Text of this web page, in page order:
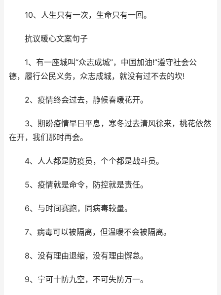
10、人生只有一次，生命只有一回。
抗议暖心文案句子
1、有一座城叫“众志成城”，中国加油!”遵守社会公
德，履行公民义务，众志成城，就没有过不去的坎!
2、疫情终会过去，静候春暖花开。
3、期盼疫情早日平息，寒冬过去清风徐来，桃花依然
在开，我们那时再会。
4、人人都是防疫员，个个都是战斗员。
5、疫情就是命令，防控就是责任。
6、与时间赛跑，同病毒较量。
7、病毒可以被隔离，但温暖不会被隔离。
8、没有理由退缩，没有理由懈怠。
9、宁可十防九空，不可失防万一。